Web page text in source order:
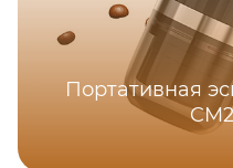
Портативная